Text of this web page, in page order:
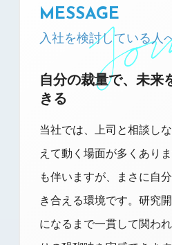
MESSAGE
入社を検討している人
自分の裁量で、未来
きる
当社では、上司と相談し
えて動く場面が多くあり
も伴いますが、まさに自
き合える環境です。研究
になるまで一貫して関わ